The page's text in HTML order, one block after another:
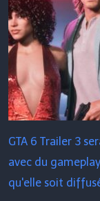
GTA 6 Trailer 3
avec du
qu'elle soit